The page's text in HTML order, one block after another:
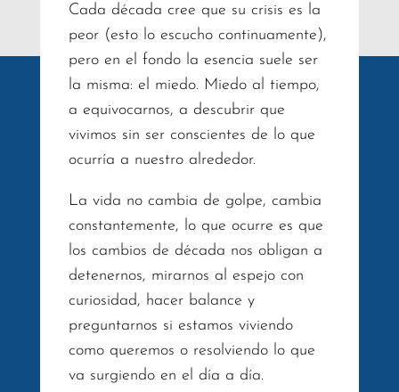
Cada década cree que su crisis es la
peor (esto lo escucho continuamente),
pero en el fondo la esencia suele ser
la misma: el miedo. Miedo al tiempo,
a equivocarnos, a descubrir que
vivimos sin ser conscientes de lo que
ocurría a nuestro alrededor.
La vida no cambia de golpe, cambia
constantemente, lo que ocurre es que
los cambios de década nos obligan a
detenernos, mirarnos al espejo con
curiosidad, hacer balance y
preguntarnos si estamos viviendo
como queremos o resolviendo lo que
va surgiendo en el día a día.